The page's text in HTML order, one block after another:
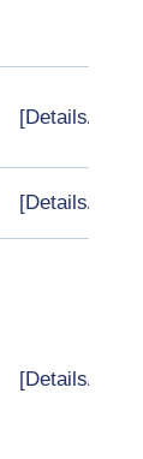
[Details/
[Details/
[Details/